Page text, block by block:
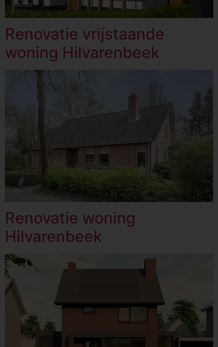
Renovatie vrijstaande
woning Hilvarenbeek
Renovatie woning
Hilvarenbeek